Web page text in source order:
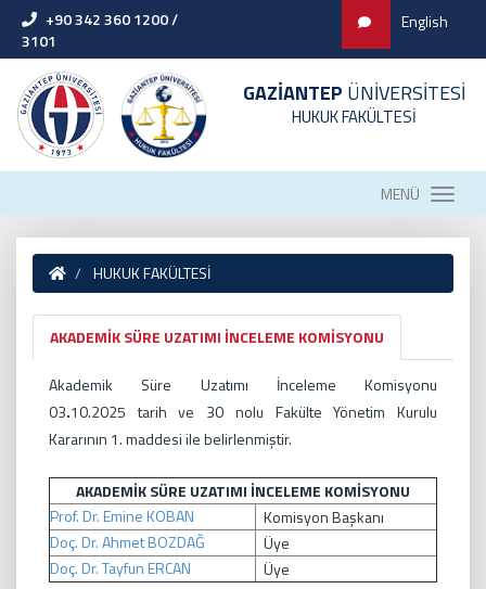
+90 342 360 1200 /
3101
English
GAZİANTEP ÜNİVERSİTESİ
HUKUK FAKÜLTESİ
MENÜ
HUKUK FAKÜLTESİ
AKADEMİK SÜRE UZATIMI İNCELEME KOMİSYONU
Akademik Süre Uzatımı İnceleme Komisyonu
03.10.2025 tarih ve 30 nolu Fakülte Yönetim Kurulu
Kararının 1. maddesi ilebelirlenmiştir.
AKADEMİK SÜRE UZATIMI İNCELEME KOMİSYONU
Prof. Dr. Emine KOBAN
Komisyon Başkanı
Doç. Dr. Ahmet BOZDAĞ
Üye
Doç. Dr. Tayfun ERCAN
Üye